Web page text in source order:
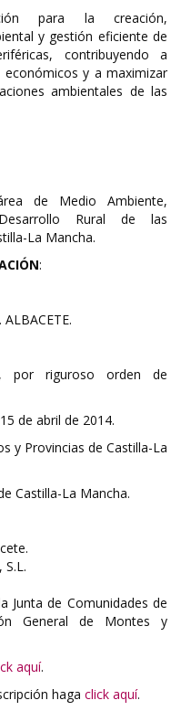
para la creación,
y gestión eficiente de
contribuyendo a
y a maximizar
ambientales de las
de Medio Ambiente,
Rural de las
La Mancha.
:
por riguroso orden de
de abril de 2014.
y Provincias de Castilla-La
Castilla-La Mancha.
Junta de Comunidades de
General de Montes y
aquí.
haga click aquí.